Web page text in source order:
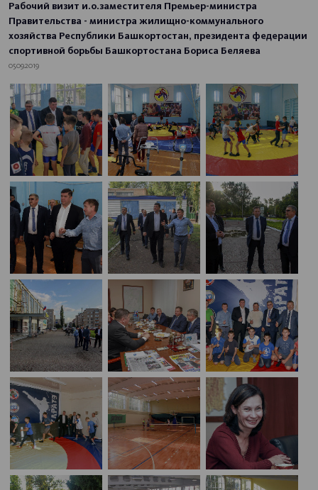
Рабочий визит и.о.заместителя Премьер-министра
Правительства - министра жилищно-коммунального
хозяйства Республики Башкортостан, президента федерации
спортивной борьбы Башкортостана Бориса Беляева
05.09.2019